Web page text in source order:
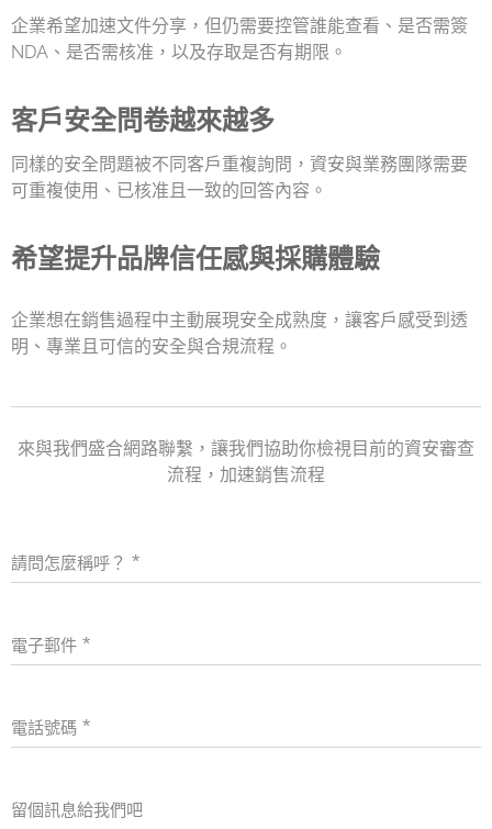
企業希望加速文件分享，但仍需要控管誰能查看、是否需簽
NDA、是否需核准，以及存取是否有期限。
客戶安全問卷越來越多
同樣的安全問題被不同客戶重複詢問，資安與業務團隊需要
可重複使用、已核准且一致的回答內容。
希望提升品牌信任感與採購體驗
企業想在銷售過程中主動展現安全成熟度，讓客戶感受到透
明、專業且可信的安全與合規流程。
來與我們盛合網路聯繫，讓我們協助你檢視目前的資安審查
流程，加速銷售流程
請問怎麼稱呼？
電子郵件
電話號碼
留個訊息給我們吧